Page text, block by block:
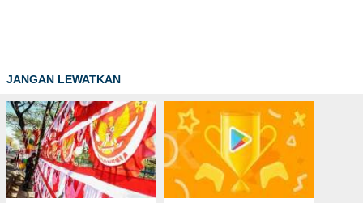
JANGAN LEWATKAN